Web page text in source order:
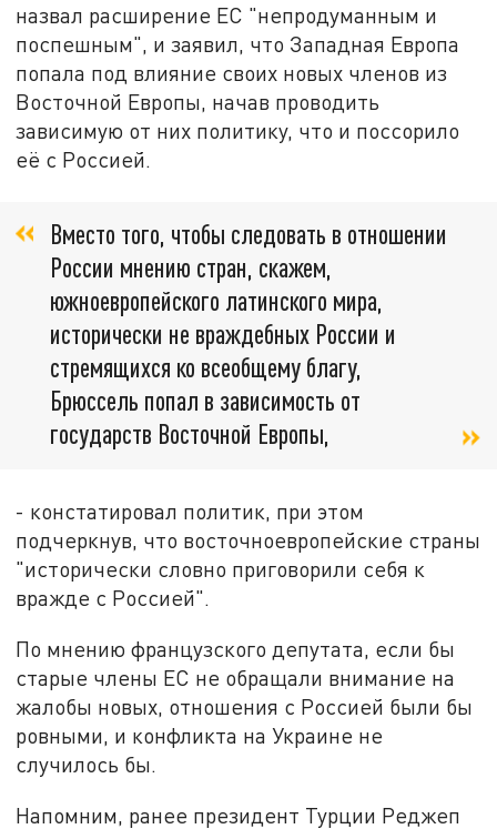
назвал расширение ЕС "непродуманным и
поспешным", и заявил, что Западная Европа
попала под влияние своих новых членов из
Восточной Европы, начав проводить
зависимую от них политику, что и поссорило
её с Россией.
Вместо того, чтобы следовать в отношении
России мнению стран, скажем,
южноевропейского латинского мира,
исторически не враждебных России и
стремящихся ко всеобщему благу,
Брюссель попал в зависимость от
государств Восточной Европы,
- констатировал политик, при этом
подчеркнув, что восточноевропейские страны
"исторически словно приговорили себя к
вражде с Россией".
По мнению французского депутата, если бы
старые члены ЕС не обращали внимание на
жалобы новых, отношения с Россией были бы
ровными, и конфликта на Украине не
случилось бы.
Напомним, ранее президент Турции Реджеп